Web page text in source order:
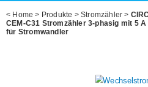
< Home > Produkte >Stromzähler >
CEM-C31 Stromzähler 3-phasig mit 5
für Stromwandler